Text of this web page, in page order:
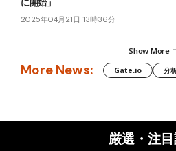
2025年04月21日 13時36分
Show More
More News: Gate.io 分
厳選・注